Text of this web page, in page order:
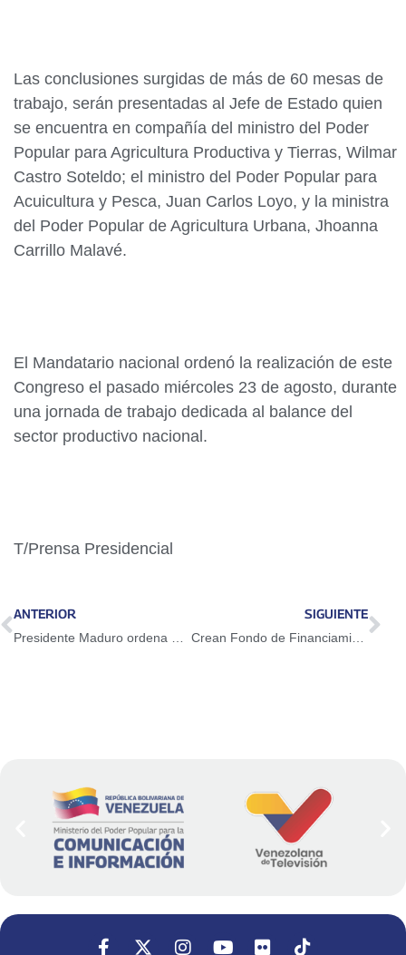
Las conclusiones surgidas de más de 60 mesas de
trabajo, serán presentadas al Jefe de Estado quien
se encuentra en compañía del ministro del Poder
Popular para Agricultura Productiva y Tierras, Wilmar
Castro Soteldo; el ministro del Poder Popular para
Acuicultura y Pesca, Juan Carlos Loyo, y la ministra
del Poder Popular de Agricultura Urbana, Jhoanna
Carrillo Malavé.
El Mandatario nacional ordenó la realización de este
Congreso el pasado miércoles 23 de agosto, durante
una jornada de trabajo dedicada al balance del
sector productivo nacional.
T/Prensa Presidencial
ANTERIOR
Presidente Maduro ordena avanzar hacia la consolidación de un plan agrícola 2030
SIGUIENTE
Crean Fondo de Financiamiento del sector Campesino y Pesquero